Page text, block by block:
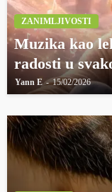
ZANIMLJIVOSTI
Muzika kao
radosti u
Yann E 15/02/2026